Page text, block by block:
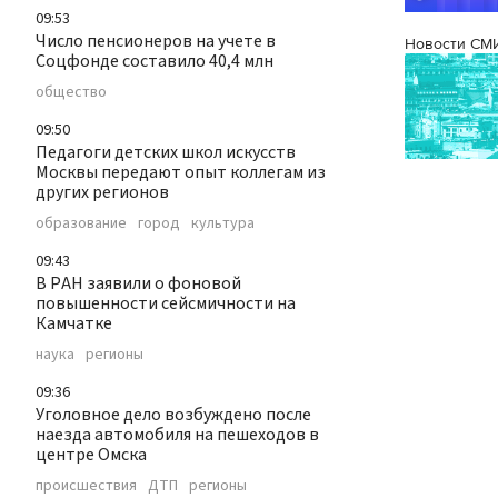
09:53
Число пенсионеров на учете в
Соцфонде составило 40,4 млн
общество
09:50
Педагоги детских школ искусств
Москвы передают опыт коллегам из
других регионов
образование город культура
09:43
В РАН заявили о фоновой
повышенности сейсмичности на
Камчатке
наука регионы
09:36
Уголовное дело возбуждено после
наезда автомобиля на пешеходов в
центре Омска
происшествия ДТП регионы
Новости